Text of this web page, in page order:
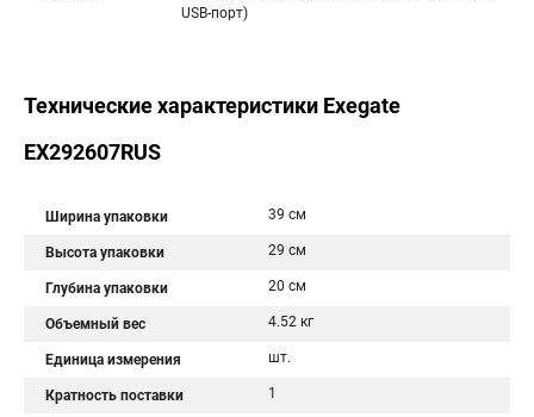
USB-порт)
Технические характеристики Exegate
EX292607RUS
Ширина упаковки 39 см
Высота упаковки 29 см
Глубина упаковки 20 см
Объемный вес 4.52 кг
Единица измерения шт.
Кратность поставки 1